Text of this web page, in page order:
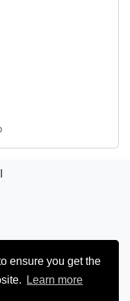
ensure you get the
Learn more